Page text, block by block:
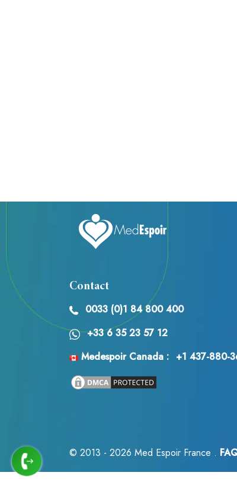
Contact
0033 (0)1 84 800 400
+33 6 35 23 57 12
Medespoir Canada : +1 437-880-
© 2013 - 2026 Med Espoir France .